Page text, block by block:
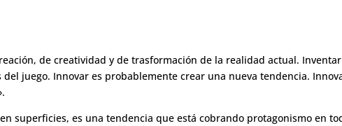
de creatividad y de trasformación de la realidad actual.
juego. Innovar es probablemente crear una nueva tendencia.
superficies, es una tendencia que está cobrando protagonismo en